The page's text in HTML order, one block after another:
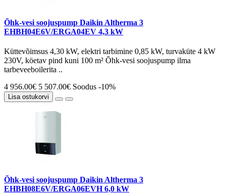
Õhk-vesi soojuspump Daikin Altherma 3
EHBH04E6V/ERGA04EV 4,3 kW
Küttevõimsus 4,30 kW, elektri tarbimine 0,85 kW, turvaküte 4 kW
230V, köetav pind kuni 100 m² Õhk-vesi soojuspump ilma
tarbeveeboilerita ..
4 956.00€ 5 507.00€ Soodus -10%
Lisa ostukorvi
Õhk-vesi soojuspump Daikin Altherma 3
EHBH08E6V/ERGA06EVH 6,0 kW